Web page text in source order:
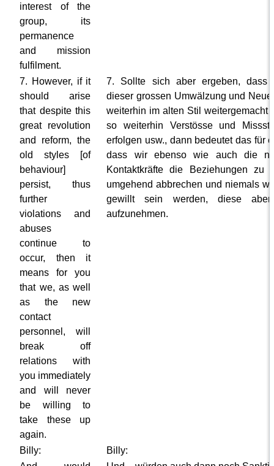
interest of the
group, its
permanence
and mission
fulfilment.
7. However, if it
should arise
that despite this
great revolution
and reform, the
old styles [of
behaviour]
persist, thus
further
violations and
abuses
continue to
occur, then it
means for you
that we, as well
as the new
contact
personnel, will
break off
relations with
you immediately
and will never
be willing to
take these up
again.
7. Sollte sich aber ergeben, dass
dieser grossen Umwälzung und
weiterhin im alten Stil weitergemacht
so weiterhin Verstösse und
erfolgen usw., dann bedeutet das für
dass wir ebenso wie auch die
Kontaktkräfte die Beziehungen zu
umgehend abbrechen und niemals
gewillt sein werden, diese
aufzunehmen.
Billy:
Billy: